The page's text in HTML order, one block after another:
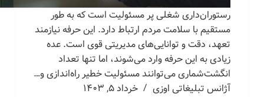
رستوران‌داری شغلی پر مسئولیت است که به طور
مستقیم با سلامت مردم ارتباط دارد. این حرفه نیازمند
تعهد، دقت و توانایی‌های مدیریتی قوی است. عده
زیادی به این حرفه وارد می‌شوند، اما تنها تعداد
انگشت‌شماری می‌توانند مسئولیت خطیر راه‌اندازی و…
آژانس تبلیغاتی اوزی
خرداد ۵, ۱۴۰۳